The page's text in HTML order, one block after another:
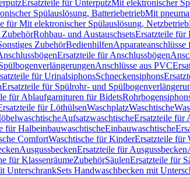
Ersatzteile für UnterputzMit elektronischer
Spülauslösung, BatteriebetriebMit
für Mit elektronischer Spülauslösung, Netzbetrieb
Rohbau- und AustauschsetsErsatzteile für
ZubehörBedienhilfen
Ersatzteile für Anschlussbögen
Anschlüsse aus PVC
für UrinalsiphonsSchneckensiphons
Ersatzteile für Spülrohr- und
für Ablaufgarnituren für Bidets
für LöthülsenWaschplatzWaschtische
AufsatzwaschtischeErsatzteile für
für HalbeinbauwaschtischeEinbauwaschtische
ComfortWaschtische für KinderErsatzteile für
AusgussbeckenErsatzteile für Ausgussbecken
für KlassenräumeZubehörSäulenErsatzteile für
UnterschrankSets Handwaschbecken mit